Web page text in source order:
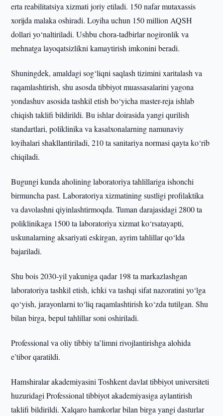
erta reabilitatsiya xizmati joriy etiladi. 150 nafar mutaxassis
xorijda malaka oshiradi. Loyiha uchun 150 million AQSH
dollari yo‘naltiriladi. Ushbu chora-tadbirlar nogironlik va
mehnatga layoqatsizlikni kamaytirish imkonini beradi.
Shuningdek, amaldagi sog‘liqni saqlash tizimini xaritalash va
raqamlashtirish, shu asosda tibbiyot muassasalarini yagona
yondashuv asosida tashkil etish bo‘yicha master-reja ishlab
chiqish taklifi bildirildi. Bu ishlar doirasida yangi qurilish
standartlari, poliklinika va kasalxonalarning namunaviy
loyihalari shakllantiriladi, 210 ta sanitariya normasi qayta ko‘rib
chiqiladi.
Bugungi kunda aholining laboratoriya tahlillariga ishonchi
birmuncha past. Laboratoriya xizmatining sustligi profilaktika
va davolashni qiyinlashtirmoqda. Tuman darajasidagi 2800 ta
poliklinikaga 1500 ta laboratoriya xizmat ko‘rsatayapti,
uskunalarning aksariyati eskirgan, ayrim tahlillar qo‘lda
bajariladi.
Shu bois 2030-yil yakuniga qadar 198 ta markazlashgan
laboratoriya tashkil etish, ichki va tashqi sifat nazoratini yo‘lga
qo‘yish, jarayonlarni to‘liq raqamlashtirish ko‘zda tutilgan. Shu
bilan birga, bepul tahlillar soni oshiriladi.
Professional va oliy tibbiy ta’limni rivojlantirishga alohida
e’tibor qaratildi.
Hamshiralar akademiyasini Toshkent davlat tibbiyot universiteti
huzuridagi Professional tibbiyot akademiyasiga aylantirish
taklifi bildirildi. Xalqaro hamkorlar bilan birga yangi dasturlar